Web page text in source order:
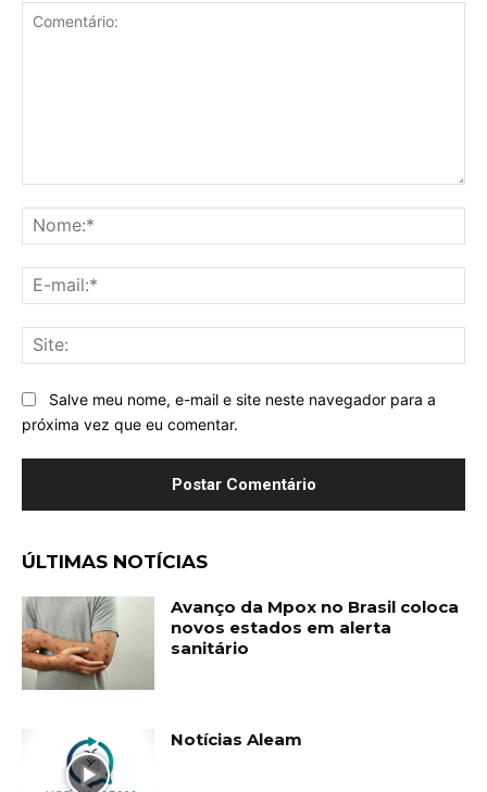
Salve meu nome, e-mail e site neste navegador para a
próxima vez que eu comentar.
ÚLTIMAS NOTÍCIAS
Avanço da Mpox no Brasil coloca
novos estados em alerta
sanitário
Notícias Aleam